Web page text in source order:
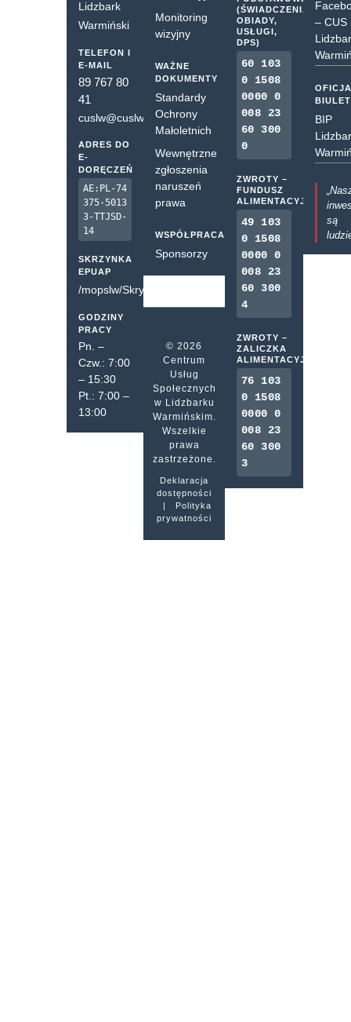
Lidzbark
Warmiński
TELEFON I
E-MAIL
89 767 80
41
cuslw@cuslw.pl
ADRES DO
E-
DORĘCZEŃ
AE:PL-74
375-5013
3-TTJSD-
14
SKRZYNKA
EPUAP
/mopslw/SkrytkaESP
GODZINY
PRACY
Pn. –
Czw.: 7:00
– 15:30
Pt.: 7:00 –
13:00
Monitoring
wizyjny
WAŻNE
DOKUMENTY
Standardy
Ochrony
Małoletnich
Wewnętrzne
zgłoszenia
naruszeń
prawa
WSPÓŁPRACA
Sponsorzy
© 2026
Centrum
Usług
Społecznych
w Lidzbarku
Warmińskim.
Wszelkie
prawa
zastrzeżone.
Deklaracja
dostępności
|
Polityka
prywatności
(ŚWIADCZENIA,
OBIADY,
USŁUGI,
DPS)
60 103
0 1508
0000 0
008 23
60 300
0
ZWROTY –
FUNDUSZ
ALIMENTACYJNY
49 103
0 1508
0000 0
008 23
60 300
4
ZWROTY –
ZALICZKA
ALIMENTACYJNA
76 103
0 1508
0000 0
008 23
60 300
3
– CUS
BIP
są